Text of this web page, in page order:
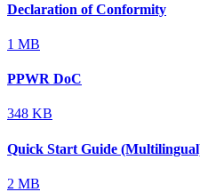
Declaration of Conformity
1 MB
PPWR DoC
348 KB
Quick Start Guide
2 MB